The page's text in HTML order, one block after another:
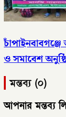
ও সমাবেশ
মন্তব্য (০)
আপনার মন্তব্য